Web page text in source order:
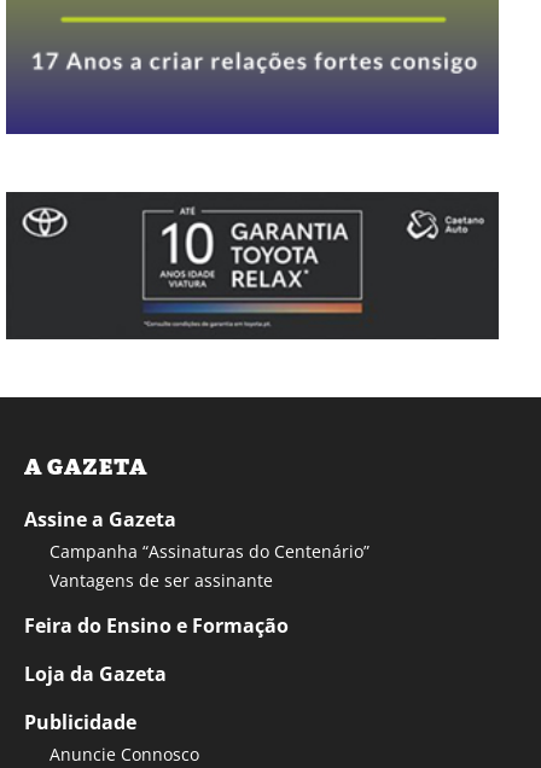
A GAZETA
Assine a Gazeta
Campanha “Assinaturas do Centenário”
Vantagens de ser assinante
Feira do Ensino e Formação
Loja da Gazeta
Publicidade
Anuncie Connosco